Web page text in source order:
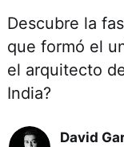
Descubre la
que formó el
el arquitecto
India?
David